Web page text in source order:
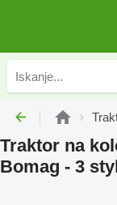
Traktor na
Bomag - 3